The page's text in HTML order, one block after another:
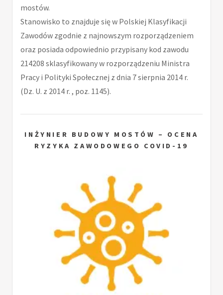
mostów.
Stanowisko to znajduje się w Polskiej Klasyfikacji
Zawodów zgodnie z najnowszym rozporządzeniem
oraz posiada odpowiednio przypisany kod zawodu
214208 sklasyfikowany w rozporządzeniu Ministra
Pracy i Polityki Społecznej z dnia 7 sierpnia 2014 r.
(Dz. U. z 2014 r. , poz. 1145).
INŻYNIER BUDOWY MOSTÓW – OCENA
RYZYKA ZAWODOWEGO COVID-19